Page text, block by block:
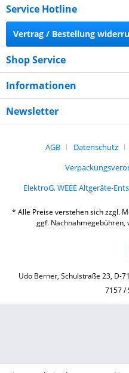
Service Hotline
Vertrag / Bestellung
Shop Service
Informationen
Newsletter
AGB Datenschutz
ElektroG, WEEE Altgeräte-
* Alle Preise verstehen sich zzgl.
ggf. Nachnahmegebühren,
Udo Berner, Schulstraße 23, D-
7157 /